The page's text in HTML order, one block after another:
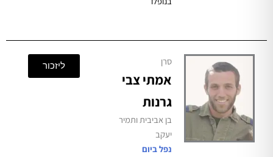
אמתי צבי
גרנות
בן אביבית ותמיר